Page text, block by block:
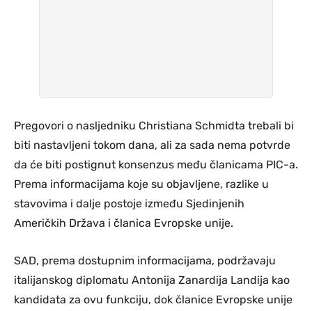
Pregovori o nasljedniku Christiana Schmidta trebali bi
biti nastavljeni tokom dana, ali za sada nema potvrde
da će biti postignut konsenzus među članicama PIC-a.
Prema informacijama koje su objavljene, razlike u
stavovima i dalje postoje između Sjedinjenih
Američkih Država i članica Evropske unije.
SAD, prema dostupnim informacijama, podržavaju
italijanskog diplomatu Antonija Zanardija Landija kao
kandidata za ovu funkciju, dok članice Evropske unije